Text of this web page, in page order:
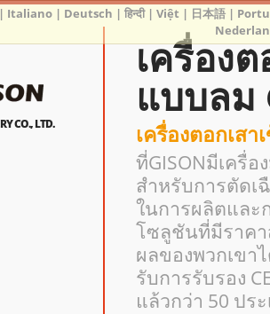
CO., LTD.
เครื่อง
แบบลม
เครื่องตอกเส
ที่GISONมีเครื่
สำหรับการตัดเ
ในการผลิตและ
โซลูชันที่มีราคา
ผลของพวกเขา
รับการรับรอง
แล้วกว่า 50 ปร
| Italiano | Deutsch |हिन्दी|Việt | 日本語 |